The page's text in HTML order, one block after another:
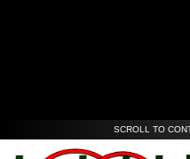
SCROLL TO